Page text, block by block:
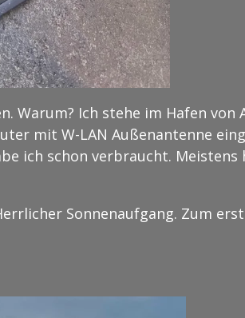
Warum? Ich stehe im Hafen von
mit W-LAN Außenantenne
ich schon verbraucht. Meistens
Sonnenaufgang. Zum